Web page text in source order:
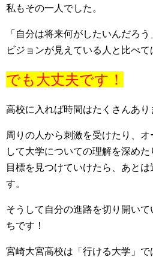
私もその一人でした。
「自分は将来何がしたいんだろ
ビジョンが見えている人と比べて
でも大丈夫です！
高校に入れば時間はたくさんあり
周りの人から刺激を受けたり、
して大学についての理解を深め
目標を見つけていけたら、あと
す。
そうして自分の進路を切り開い
ちです！
宮崎大宮高校は「行ける大学」で